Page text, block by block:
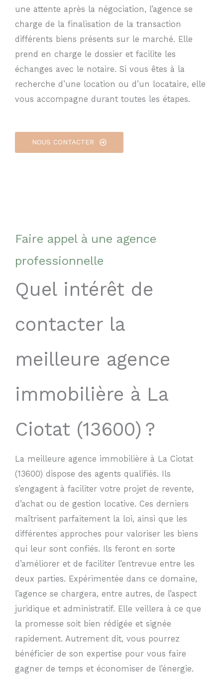
une attente après la négociation, l’agence se
charge de la finalisation de la transaction
différents biens présents sur le marché. Elle
prend en charge le dossier et facilite les
échanges avec le notaire. Si vous êtes à la
recherche d’une location ou d’un locataire, elle
vous accompagne durant toutes les étapes.
NOUS CONTACTER
Faire appel à une agence
professionnelle
Quel intérêt de
contacter la
meilleure agence
immobilière à La
Ciotat (13600) ?
La meilleure agence immobilière à La Ciotat
(13600) dispose des agents qualifiés. Ils
s’engagent à faciliter votre projet de revente,
d’achat ou de gestion locative. Ces derniers
maîtrisent parfaitement la loi, ainsi que les
différentes approches pour valoriser les biens
qui leur sont confiés. Ils feront en sorte
d’améliorer et de faciliter l’entrevue entre les
deux parties. Expérimentée dans ce domaine,
l’agence se chargera, entre autres, de l’aspect
juridique et administratif. Elle veillera à ce que
la promesse soit bien rédigée et signée
rapidement. Autrement dit, vous pourrez
bénéficier de son expertise pour vous faire
gagner de temps et économiser de l’énergie.